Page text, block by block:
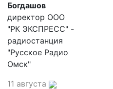
Богдашов
директор ООО
"РК ЭКСПРЕСС" -
радиостанция
"Русское Радио
Омск"
11 августа